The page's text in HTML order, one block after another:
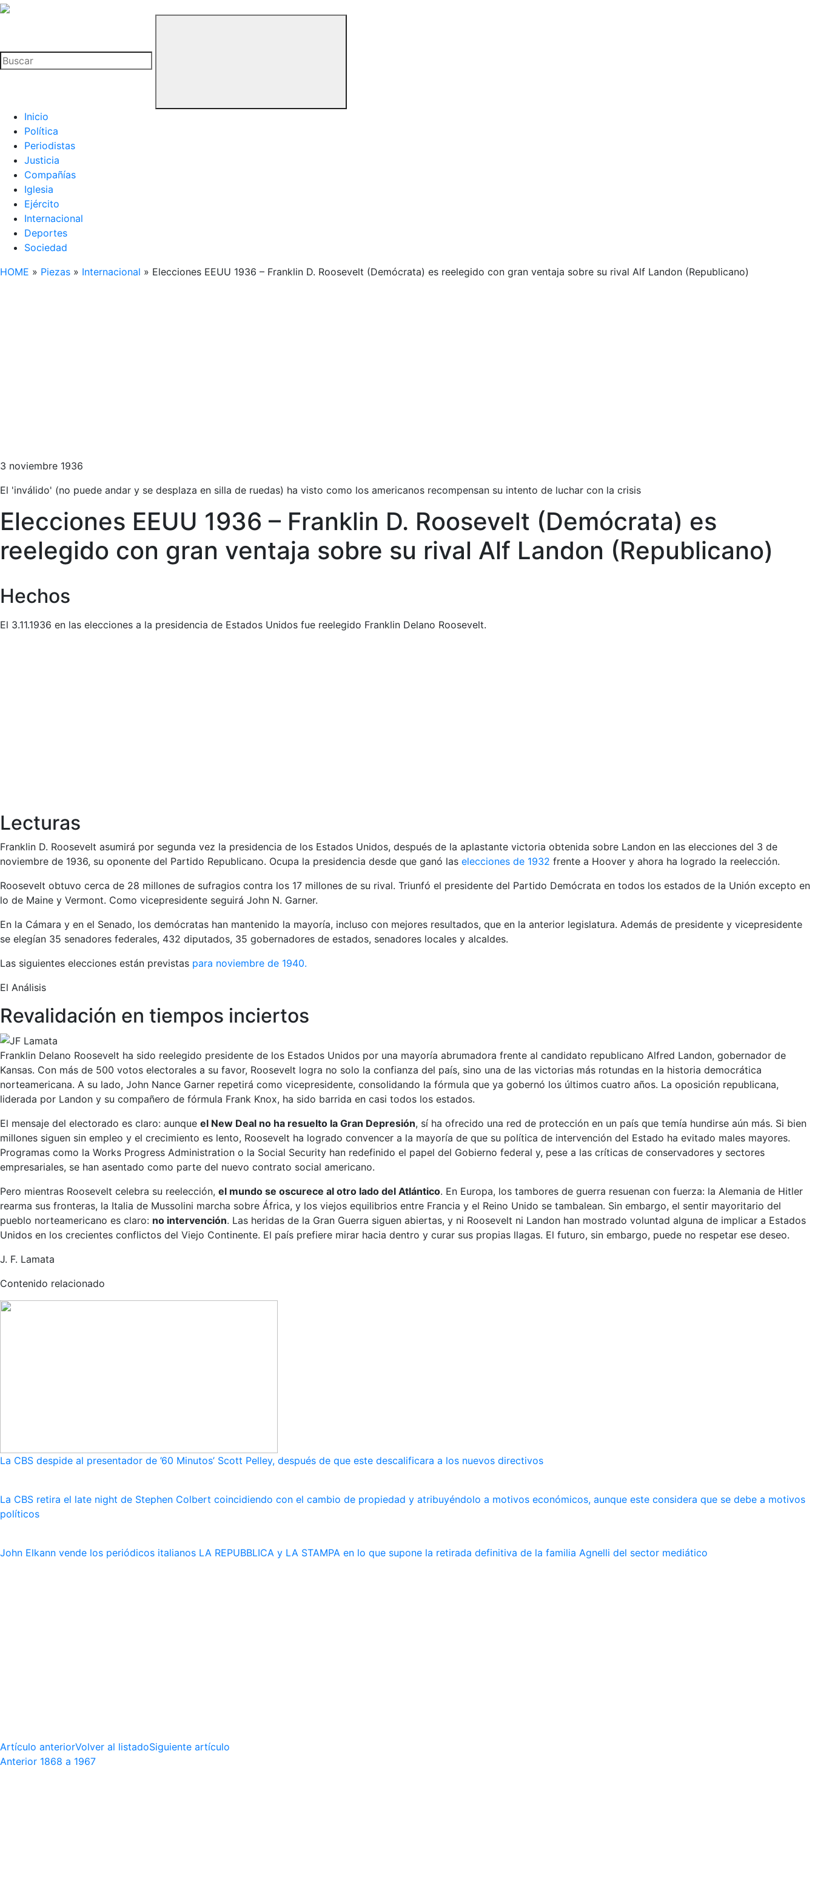
La
Buitre
Inicio
Política
Periodistas
Justicia
Compañías
Iglesia
Ejército
Internacional
Deportes
Sociedad
HOME » Piezas » Internacional » Elecciones EEUU 1936 – Franklin D. Roosevelt (Demócrata) es reelegido con gran ventaja sobre su rival Alf Landon (Republicano)
3 noviembre 1936
El 'inválido' (no puede andar y se desplaza en silla de ruedas) ha visto como los americanos recompensan su intento de luchar con la crisis
Elecciones EEUU 1936 – Franklin D. Roosevelt (Demócrata) es
reelegido con gran ventaja sobre su rival Alf Landon (Republicano)
Hechos
El 3.11.1936 en las elecciones a la presidencia de Estados Unidos fue reelegido Franklin Delano Roosevelt.
Lecturas
Franklin D. Roosevelt asumirá por segunda vez la presidencia de los Estados Unidos, después de la aplastante victoria obtenida sobre Landon en las elecciones del 3 de
noviembre de 1936, su oponente del Partido Republicano. Ocupa la presidencia desde que ganó las elecciones de 1932 frente a Hoover y ahora ha logrado la reelección.
Roosevelt obtuvo cerca de 28 millones de sufragios contra los 17 millones de su rival. Triunfó el presidente del Partido Demócrata en todos los estados de la Unión excepto en
lo de Maine y Vermont. Como vicepresidente seguirá John N. Garner.
En la Cámara y en el Senado, los demócratas han mantenido la mayoría, incluso con mejores resultados, que en la anterior legislatura. Además de presidente y vicepresidente
se elegían 35 senadores federales, 432 diputados, 35 gobernadores de estados, senadores locales y alcaldes.
Las siguientes elecciones están previstas para noviembre de 1940.
El Análisis
Revalidación en tiempos inciertos
Franklin Delano Roosevelt ha sido reelegido presidente de los Estados Unidos por una mayoría abrumadora frente al candidato republicano Alfred Landon, gobernador de
Kansas. Con más de 500 votos electorales a su favor, Roosevelt logra no solo la confianza del país, sino una de las victorias más rotundas en la historia democrática
norteamericana. A su lado, John Nance Garner repetirá como vicepresidente, consolidando la fórmula que ya gobernó los últimos cuatro años. La oposición republicana,
liderada por Landon y su compañero de fórmula Frank Knox, ha sido barrida en casi todos los estados.
El mensaje del electorado es claro: aunque el New Deal no ha resuelto la Gran Depresión, sí ha ofrecido una red de protección en un país que temía hundirse aún más. Si bien
millones siguen sin empleo y el crecimiento es lento, Roosevelt ha logrado convencer a la mayoría de que su política de intervención del Estado ha evitado males mayores.
Programas como la Works Progress Administration o la Social Security han redefinido el papel del Gobierno federal y, pese a las críticas de conservadores y sectores
empresariales, se han asentado como parte del nuevo contrato social americano.
Pero mientras Roosevelt celebra su reelección, el mundo se oscurece al otro lado del Atlántico. En Europa, los tambores de guerra resuenan con fuerza: la Alemania de Hitler
rearma sus fronteras, la Italia de Mussolini marcha sobre África, y los viejos equilibrios entre Francia y el Reino Unido se tambalean. Sin embargo, el sentir mayoritario del
pueblo norteamericano es claro: no intervención. Las heridas de la Gran Guerra siguen abiertas, y ni Roosevelt ni Landon han mostrado voluntad alguna de implicar a Estados
Unidos en los crecientes conflictos del Viejo Continente. El país prefiere mirar hacia dentro y curar sus propias llagas. El futuro, sin embargo, puede no respetar ese deseo.
J. F. Lamata
Contenido relacionado
La CBS despide al presentador de ’60 Minutos’ Scott Pelley, después de que este descalificara a los nuevos directivos
La CBS retira el late night de Stephen Colbert coincidiendo con el cambio de propiedad y atribuyéndolo a motivos económicos, aunque este considera que se debe a motivos
políticos
John Elkann vende los periódicos italianos LA REPUBBLICA y LA STAMPA en lo que supone la retirada definitiva de la familia Agnelli del sector mediático
Artículo anteriorVolver al listadoSiguiente artículo
Anterior 1868 a 1967